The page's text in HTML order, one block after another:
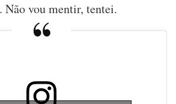
Não vou mentir, tentei.